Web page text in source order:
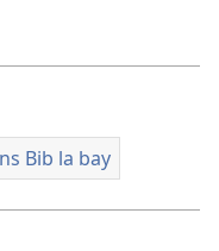
Bib la bay